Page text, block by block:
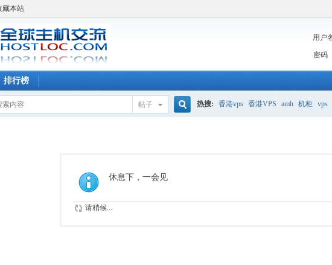
藏本站
用户
密码
排行榜
帖子 热搜: 香港vps 香港VPS amh 机柜 vps
休息下，一会见
请稍候...